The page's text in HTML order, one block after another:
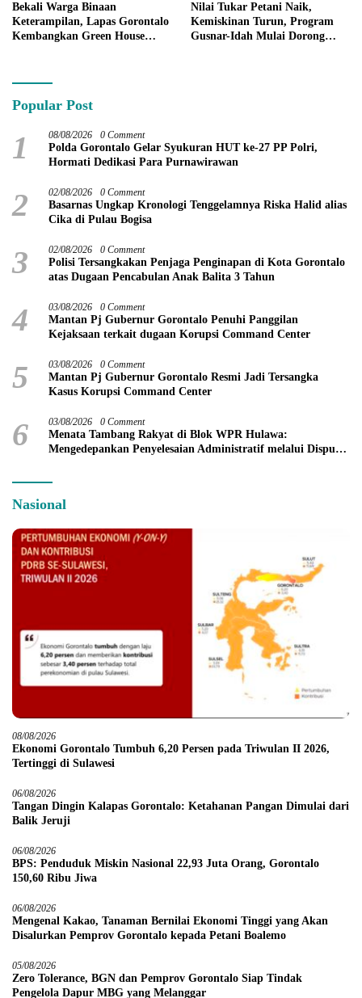
Bekali Warga Binaan
Keterampilan, Lapas Gorontalo
Kembangkan Green House
Nilai Tukar Petani Naik,
Kemiskinan Turun, Program
Gusnar-Idah Mulai Dorong
Popular Post
1 08/08/2026 0 Comment
Polda Gorontalo Gelar Syukuran HUT ke-27 PP Polri,
Hormati Dedikasi Para Purnawirawan
2 02/08/2026 0 Comment
Basarnas Ungkap Kronologi Tenggelamnya Riska Halid alias
Cika di Pulau Bogisa
3 02/08/2026 0 Comment
Polisi Tersangkakan Penjaga Penginapan di Kota Gorontalo
atas Dugaan Pencabulan Anak Balita 3 Tahun
4 03/08/2026 0 Comment
Mantan Pj Gubernur Gorontalo Penuhi Panggilan
Kejaksaan terkait dugaan Korupsi Command Center
5 03/08/2026 0 Comment
Mantan Pj Gubernur Gorontalo Resmi Jadi Tersangka
Kasus Korupsi Command Center
6 03/08/2026 0 Comment
Menata Tambang Rakyat di Blok WPR Hulawa:
Mengedepankan Penyelesaian Administratif melalui Dispute
Nasional
08/08/2026
Ekonomi Gorontalo Tumbuh 6,20 Persen pada Triwulan II 2026,
Tertinggi di Sulawesi
06/08/2026
Tangan Dingin Kalapas Gorontalo: Ketahanan Pangan Dimulai dari
Balik Jeruji
06/08/2026
BPS: Penduduk Miskin Nasional 22,93 Juta Orang, Gorontalo
150,60 Ribu Jiwa
06/08/2026
Mengenal Kakao, Tanaman Bernilai Ekonomi Tinggi yang Akan
Disalurkan Pemprov Gorontalo kepada Petani Boalemo
05/08/2026
Zero Tolerance, BGN dan Pemprov Gorontalo Siap Tindak
Pengelola Dapur MBG yang Melanggar